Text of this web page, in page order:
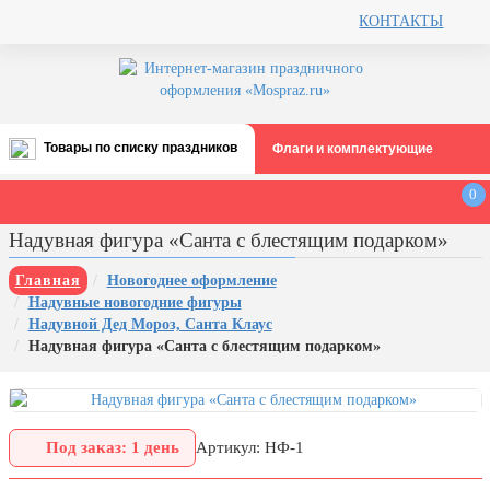
КОНТАКТЫ
Товары по списку праздников
Все праздники
августа)
12 августа, День ВВС
22 августа, День Государственного
флага РФ
3 сентября, День солидарности в
борьбе с терроризмом
Флаги и комплектующие
0
Надувная фигура «Санта с блестящим подарком»
Главная
Новогоднее оформление
Надувные новогодние фигуры
Надувной Дед Мороз, Санта Клаус
Надувная фигура «Санта с блестящим подарком»
Под заказ: 1 день Артикул: НФ-1